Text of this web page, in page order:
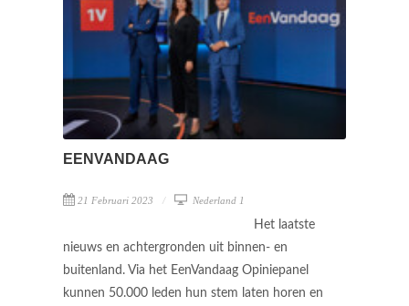
EENVANDAAG
21 Februari 2023 Nederland 1
Het laatste
nieuws en achtergronden uit binnen- en
buitenland. Via het EenVandaag Opiniepanel
kunnen 50.000 leden hun stem laten horen en